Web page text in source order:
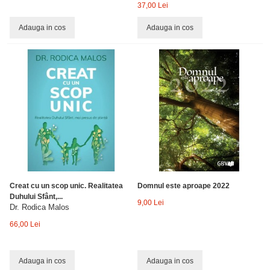
Adauga in cos
37,00 Lei
Adauga in cos
Creat cu un scop unic. Realitatea
Duhului Sfânt,...
Dr. Rodica Malos
66,00 Lei
Adauga in cos
Domnul este aproape 2022
9,00 Lei
Adauga in cos